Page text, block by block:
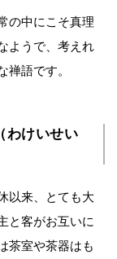
の中にこそ真理
ようで、考えれ
禅語です。
わけいせい
以来、とても大
と客がお互いに
茶室や茶器はも